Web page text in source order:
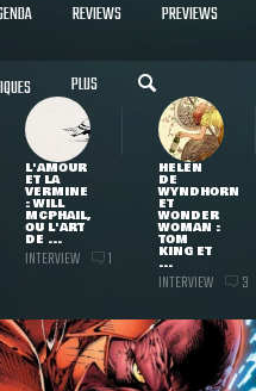
REVIEWS PREVIEWS
PLUS
L'AMOUR
ET LA
VERMINE
: WILL
MCPHAIL,
OU L'ART
DE ...
INTERVIEW 1
HELEN
DE
WYNDHORN
ET
WONDER
WOMAN :
TOM
KING ET
...
INTERVIEW 3